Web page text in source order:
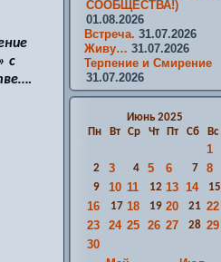
с
СООБЩЕСТВА!)
01.08.2026
Встреча. 31.07.2026
Живу… 31.07.2026
Терпение и Смирение
31.07.2026
Июнь 2025
Пн
Вт Ср Чт Пт Сб Вс
1
2 3 4 5 6 7 8
9 10 11 12 13 14 15
16 17 18 19 20 21 22
23
24 25 26 27 28 29
30